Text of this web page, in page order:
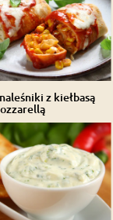
z kiełbasą